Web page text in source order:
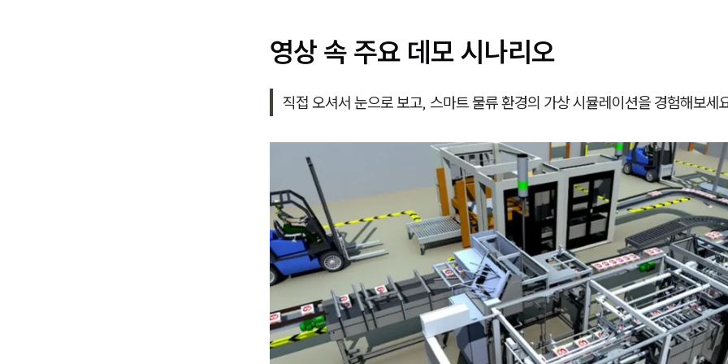
영상 속 주요 데모 시나리오
직접 오셔서 눈으로 보고, 스마트 물류 환경의 가상 시뮬레이션을 경험해보세